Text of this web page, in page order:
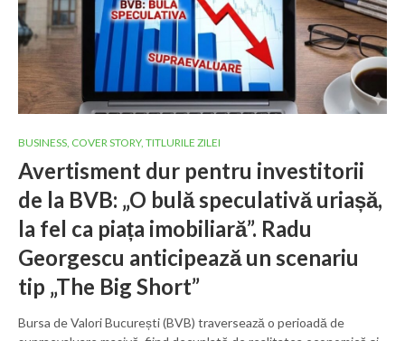
BUSINESS, COVER STORY, TITLURILE ZILEI
Avertisment dur pentru investitorii
de la BVB: „O bulă speculativă uriașă,
la fel ca piața imobiliară”. Radu
Georgescu anticipează un scenariu
tip „The Big Short”
Bursa de Valori București (BVB) traversează o perioadă de